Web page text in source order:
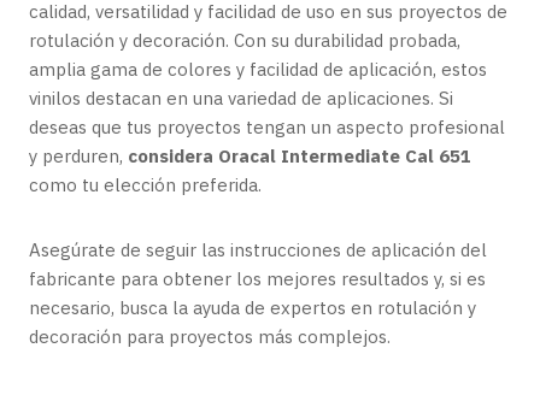
calidad, versatilidad y facilidad de uso en sus proyectos de
rotulación y decoración. Con su durabilidad probada,
amplia gama de colores y facilidad de aplicación, estos
vinilos destacan en una variedad de aplicaciones. Si
deseas que tus proyectos tengan un aspecto profesional
y perduren, considera Oracal Intermediate Cal 651
como tu elección preferida.
Asegúrate de seguir las instrucciones de aplicación del
fabricante para obtener los mejores resultados y, si es
necesario, busca la ayuda de expertos en rotulación y
decoración para proyectos más complejos.